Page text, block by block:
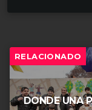
RELACIONADO
DONDE UNA